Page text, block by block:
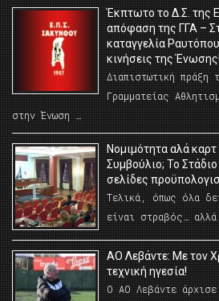
Έκπτωτο το Δ.Σ. της
απόφαση της ΓΓΑ –
καταγγελία
κινήσεις της
Διαπιστωτική πράξη
Γραμματείας
στην Ένωση …
Νομιμότητα αλά
Συμβούλιο; Το
σελίδες
Τελικά, όπως όλα
είναι στραβός…
ΑΟ Λεβάντε: Με τον
τεχνική ηγεσία!
Ο ΑΟ Λεβάντε